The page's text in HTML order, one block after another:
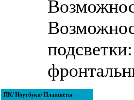
ПК/ Ноутбуки/ Планшеты